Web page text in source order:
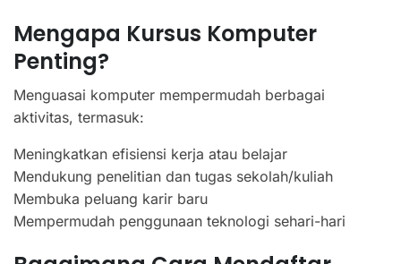
Mengapa Kursus Komputer
Penting?
Menguasai komputer mempermudah berbagai
aktivitas, termasuk:
Meningkatkan efisiensi kerja atau belajar
Mendukung penelitian dan tugas sekolah/kuliah
Membuka peluang karir baru
Mempermudah penggunaan teknologi sehari-hari